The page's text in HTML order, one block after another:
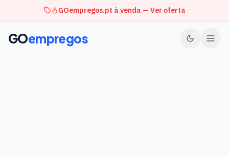
GOempregos.pt à venda — Ver oferta
GOempregos